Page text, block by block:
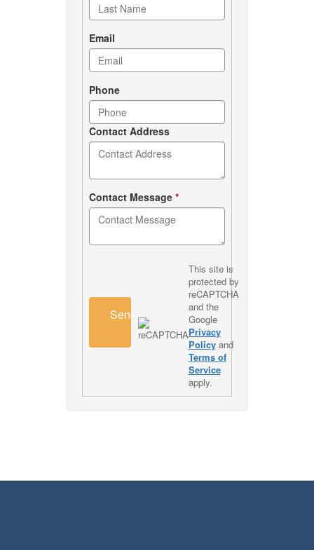
Email
Phone
Contact Address
Contact Message *
Send
This site is
protected by
reCAPTCHA
and the
Google
Privacy
Policyand
Terms of
Service
apply.